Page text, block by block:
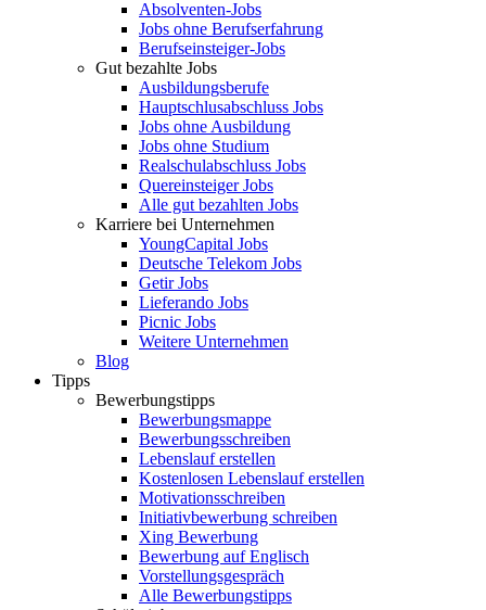
Absolventen-Jobs
Jobs ohne Berufserfahrung
Berufseinsteiger-Jobs
Gut bezahlte Jobs
Ausbildungsberufe
Hauptschlusabschluss Jobs
Jobs ohne Ausbildung
Jobs ohne Studium
Realschulabschluss Jobs
Quereinsteiger Jobs
Alle gut bezahlten Jobs
Karriere bei Unternehmen
YoungCapital Jobs
Deutsche Telekom Jobs
Getir Jobs
Lieferando Jobs
Picnic Jobs
Weitere Unternehmen
Blog
Tipps
Bewerbungstipps
Bewerbungsmappe
Bewerbungsschreiben
Lebenslauf erstellen
Kostenlosen Lebenslauf erstellen
Motivationsschreiben
Initiativbewerbung schreiben
Xing Bewerbung
Bewerbung auf Englisch
Vorstellungsgespräch
Alle Bewerbungstipps